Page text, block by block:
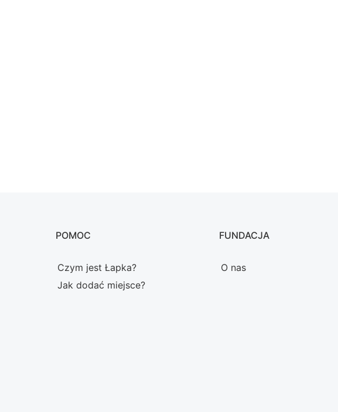
POMOC
Czym jest Łapka?
Jak dodać miejsce?
FUNDACJA
O nas